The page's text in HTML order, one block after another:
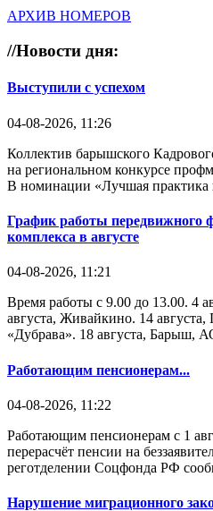
АРХИВ НОМЕРОВ
//Новости дня:
Выступили с успехом
04-08-2026, 11:26
Коллектив барышского
на региональном конкурсе
В номинации «Лучшая практика
График работы передвижного
комплекса в августе
04-08-2026, 11:21
Время работы с 9.00 до 13.00. 4
августа, Живайкино. 14
«Дубрава». 18 августа, Барыш,
Работающим пенсионерам...
04-08-2026, 11:22
Работающим пенсионерам с 1
перерасчёт пенсии на
реготделении Соцфонда РФ
Нарушение миграционного